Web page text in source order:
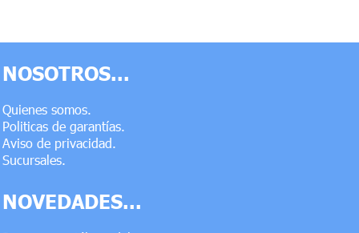
NOSOTROS...
Quienes somos.
Politicas de garantías.
Aviso de privacidad.
Sucursales.
NOVEDADES...